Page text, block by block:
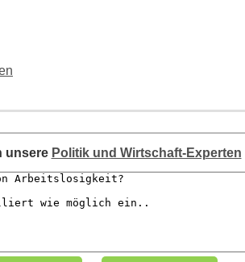
unsere Politik und Wirtschaft-Experten